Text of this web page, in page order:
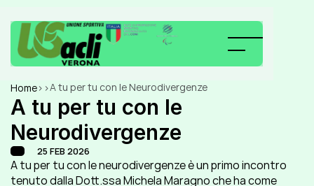
Home> >A tu per tu con le Neurodivergenze
A tu per tu con le
Neurodivergenze
25 FEB 2026
A tu per tu con le neurodivergenze è un primo incontro
tenuto dalla Dott.ssa Michela Maragno che ha come